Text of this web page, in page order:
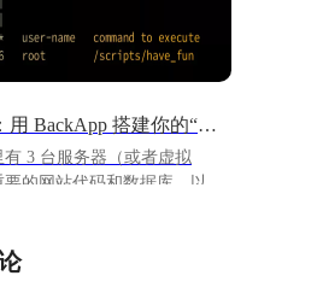
🚀 小白也能懂：用 BackApp 搭建你的“自动备份指挥中心”
3 台服务器（或者虚拟
的网站代码和数据库。以
全自动搬家公司。** 你只需